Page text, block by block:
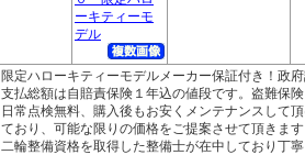
ーキティーモ
デル
限定ハローキティーモデルメーカー保証付き！政
支払総額は自賠責保険１年込の値段です。盗難保
日常点検無料、購入後もお安くメンテナンスして
ており、可能な限りの価格をご提案させて頂きま
二輪整備資格を取得した整備士が在中しており丁